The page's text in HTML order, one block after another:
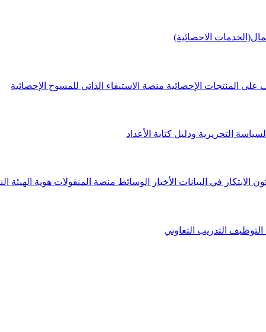
الاحصائية)
على المنتجات الإحصائية منصة الاستيفاء الذاتي للمسوح الإحصائية
السياسة التحريرية ودليل كتابة الأعداد
الابتكار في البيانات الأخبار الوسائط منصة المنقولات هوية الهيئة
التوظيف التدريب التعاوني